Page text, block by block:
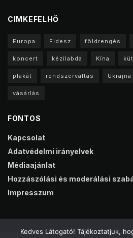
CIMKEFELHŐ
Europa Fidesz földrengés
koncert kézilabda Kína
plakát rendszerváltás Ukrajna
vásárlás
FONTOS
Kapcsolat
Adatvédelmi irányelvek
Médiaajánlat
Hozzászólási és moderálási
Impresszum
Kedves Látogató! Tájékoztatjuk,